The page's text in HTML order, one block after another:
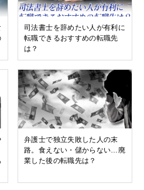
司法書士を辞めたい人が有利に
転職できるおすすめの転職先
は？
弁護士で独立失敗した人の末
路。食えない・儲からない…廃
業した後の転職先は？